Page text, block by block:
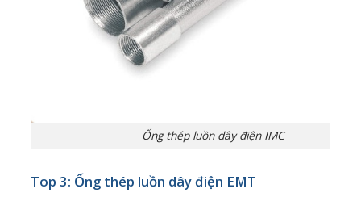
Ống thép luồn dây điện IMC
Top 3: Ống thép luồn dây điện EMT